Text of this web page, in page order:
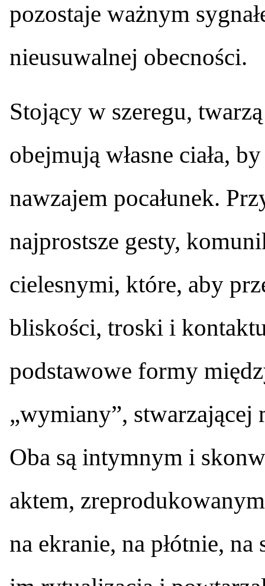
pozostaje ważnym
nieusuwalnej obecności.
Stojący w szeregu,
obejmują własne ciała,
nawzajem pocałunek.
najprostsze gesty,
cielesnymi, które, aby
bliskości, troski i
podstawowe formy
„wymiany”, stwarzającej
Oba są intymnym i
aktem,
na ekranie, na płótnie,